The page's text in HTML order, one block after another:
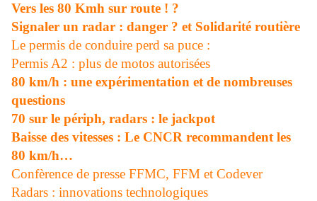
Vers les 80 Kmh sur route ! ?
Signaler un radar : danger ? et Solidarité routière
Le permis de conduire perd sa puce :
Permis A2 : plus de motos autorisées
80 km/h : une expérimentation et de nombreuses
questions
70 sur le périph, radars : le jackpot
Baisse des vitesses : Le CNCR recommandent les
80 km/h…
Confèrence de presse FFMC, FFM et Codever
Radars : innovations technologiques